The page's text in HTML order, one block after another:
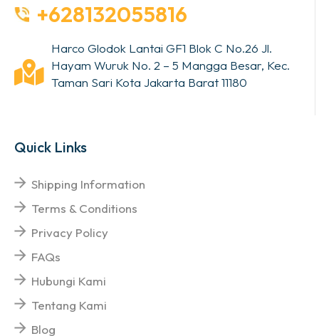
+628132055816
Harco Glodok Lantai GF1 Blok C No.26 Jl.
Hayam Wuruk No. 2 – 5 Mangga Besar, Kec.
Taman Sari Kota Jakarta Barat 11180
Quick Links
Shipping Information
Terms & Conditions
Privacy Policy
FAQs
Hubungi Kami
Tentang Kami
Blog